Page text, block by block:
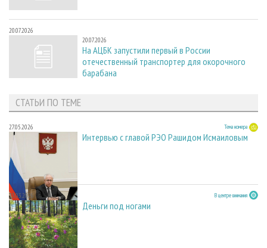
20.07.2026
20.07.2026
На АЦБК запустили первый в России
отечественный транспортер для окорочного
барабана
СТАТЬИ ПО ТЕМЕ
27.05.2026 Тема номера
Интервью с главой РЭО Рашидом Исмаиловым
23.03.2026 В центре внимания
Деньги под ногами